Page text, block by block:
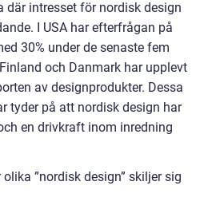
där intresset för nordisk design
I USA har efterfrågan på
30% under de senaste fem
och Danmark har upplevt
av designprodukter. Dessa
tyder på att nordisk design har
en drivkraft inom inredning
”nordisk design” skiljer sig